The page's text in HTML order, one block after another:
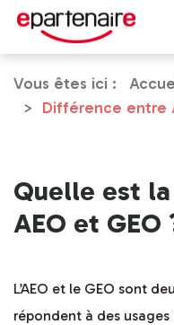
Vous êtes ici :
Différence entre
Quelle est
AEO et GEO
L’AEO et le GEO sont
répondent à des usages